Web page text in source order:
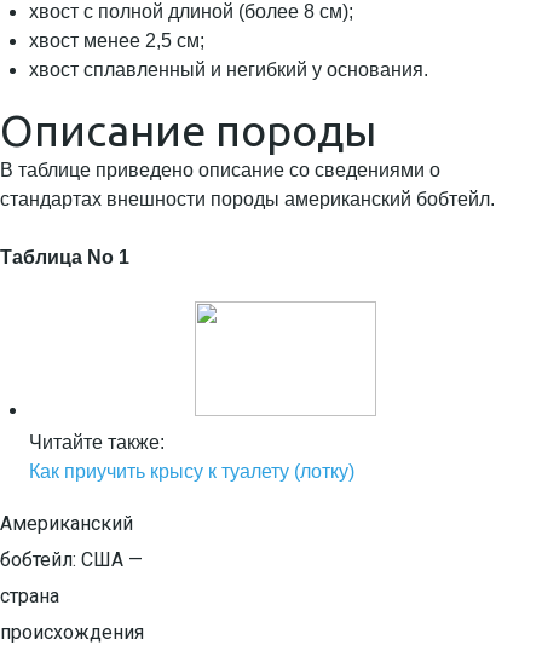
хвост с полной длиной (более 8 см);
хвост менее 2,5 см;
хвост сплавленный и негибкий у основания.
Описание породы
В таблице приведено описание со сведениями о
стандартах внешности породы американский бобтейл.
Таблица No 1
Читайте также:
Как приучить крысу к туалету (лотку)
Американский
бобтейл: США —
страна
происхождения